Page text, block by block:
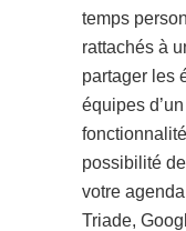
temps
rattachés à
partager les
équipes
possibilité
votre
Triade,